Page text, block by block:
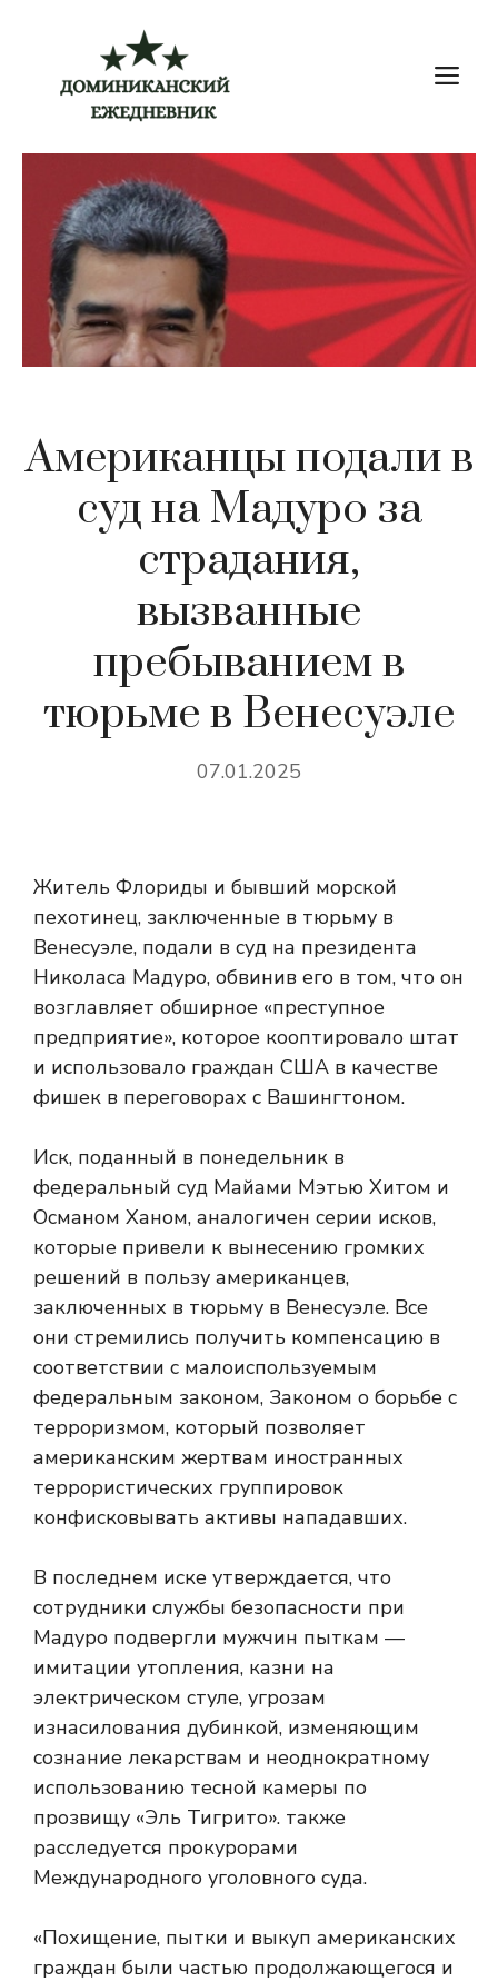
содержимому
Американцы подали в
суд на Мадуро за
страдания,
вызванные
пребыванием в
тюрьме в Венесуэле
07.01.2025
Житель Флориды и бывший морской
пехотинец, заключенные в тюрьму в
Венесуэле, подали в суд на президента
Николаса Мадуро, обвинив его в том, что он
возглавляет обширное «преступное
предприятие», которое кооптировало штат
и использовало граждан США в качестве
фишек в переговорах с Вашингтоном.
Иск, поданный в понедельник в
федеральный суд Майами Мэтью Хитом и
Османом Ханом, аналогичен серии исков,
которые привели к вынесению громких
решений в пользу американцев,
заключенных в тюрьму в Венесуэле. Все
они стремились получить компенсацию в
соответствии с малоиспользуемым
федеральным законом, Законом о борьбе с
терроризмом, который позволяет
американским жертвам иностранных
террористических группировок
конфисковывать активы нападавших.
В последнем иске утверждается, что
сотрудники службы безопасности при
Мадуро подвергли мужчин пыткам —
имитации утопления, казни на
электрическом стуле, угрозам
изнасилования дубинкой, изменяющим
сознание лекарствам и неоднократному
использованию тесной камеры по
прозвищу «Эль Тигрито». также
расследуется прокурорами
Международного уголовного суда.
«Похищение, пытки и выкуп американских
граждан были частью продолжающегося и